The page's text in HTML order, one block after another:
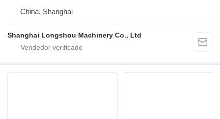
China, Shanghai
Shanghai Longshou Machinery Co., Ltd